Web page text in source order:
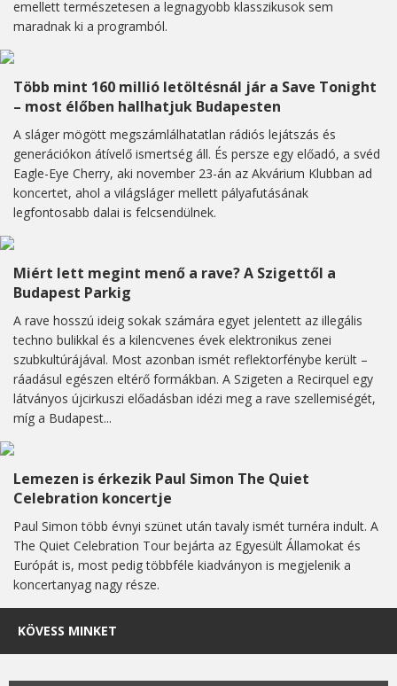
emellett természetesen a legnagyobb klasszikusok sem
maradnak ki a programból.
Több mint 160 millió letöltésnál jár a Save Tonight
– most élőben hallhatjuk Budapesten
A sláger mögött megszámlálhatatlan rádiós lejátszás és
generációkon átívelő ismertség áll. És persze egy előadó, a svéd
Eagle-Eye Cherry, aki november 23-án az Akvárium Klubban ad
koncertet, ahol a világsláger mellett pályafutásának
legfontosabb dalai is felcsendülnek.
Miért lett megint menő a rave? A Szigettől a
Budapest Parkig
A rave hosszú ideig sokak számára egyet jelentett az illegális
techno bulikkal és a kilencvenes évek elektronikus zenei
szubkultúrájával. Most azonban ismét reflektorfénybe került –
ráadásul egészen eltérő formákban. A Szigeten a Recirquel egy
látványos újcirkuszi előadásban idézi meg a rave szellemiségét,
míg a Budapest...
Lemezen is érkezik Paul Simon The Quiet
Celebration koncertje
Paul Simon több évnyi szünet után tavaly ismét turnéra indult. A
The Quiet Celebration Tour bejárta az Egyesült Államokat és
Európát is, most pedig többféle kiadványon is megjelenik a
koncertanyag nagy része.
KÖVESS MINKET